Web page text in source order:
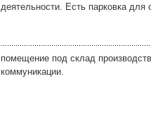
деятельности. Есть парковка для
помещение под склад
коммуникации.